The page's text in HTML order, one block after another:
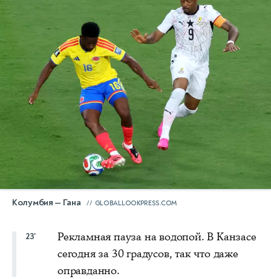
Колумбия — Гана GLOBALLOOKPRESS.COM
23'
Рекламная пауза на водопой. В Канзасе
сегодня за 30 градусов, так что даже
оправданно.